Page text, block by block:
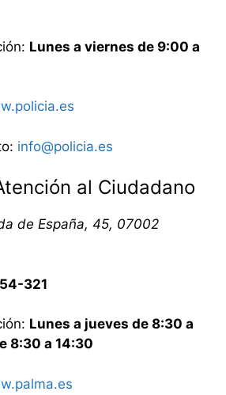
Lunes a viernes de 9:00 a
info@policia.es
al Ciudadano
de España, 45, 07002
321
Lunes a jueves de 8:30 a
8:30 a 14:30